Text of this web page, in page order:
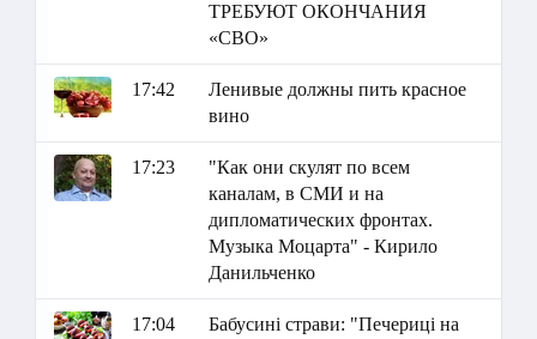
ТРЕБУЮТ ОКОНЧАНИЯ
«СВО»
17:42
Ленивые должны пить красное
вино
17:23
"Как они скулят по всем
каналам, в СМИ и на
дипломатических фронтах.
Музыка Моцарта" - Кирило
Данильченко
17:04
Бабусині страви: "Печериці на